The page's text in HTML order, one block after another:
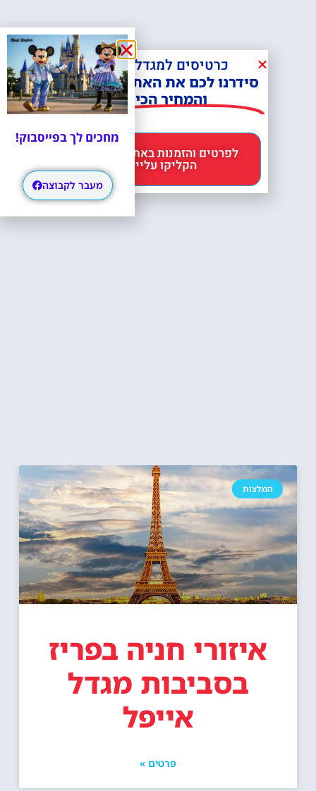
המלצות
איזורי חניה בפריז
בסביבות מגדל
אייפל
פרטים »
כרטיסים למגדל אייפל?
סידרנו לכם את האתר הכי אמין -
והמחיר הכי זול!
הקליקו עליי 😊
מחכים לך בפייסבוק!
מעבר לקבוצה